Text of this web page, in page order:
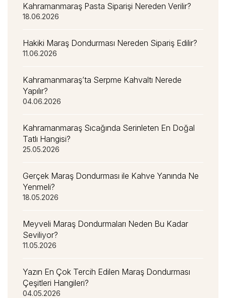
Kahramanmaraş Pasta Siparişi Nereden Verilir?
18.06.2026
Hakiki Maraş Dondurması Nereden Sipariş Edilir?
11.06.2026
Kahramanmaraş’ta Serpme Kahvaltı Nerede
Yapılır?
04.06.2026
Kahramanmaraş Sıcağında Serinleten En Doğal
Tatlı Hangisi?
25.05.2026
Gerçek Maraş Dondurması ile Kahve Yanında Ne
Yenmeli?
18.05.2026
Meyveli Maraş Dondurmaları Neden Bu Kadar
Seviliyor?
11.05.2026
Yazın En Çok Tercih Edilen Maraş Dondurması
Çeşitleri Hangileri?
04.05.2026